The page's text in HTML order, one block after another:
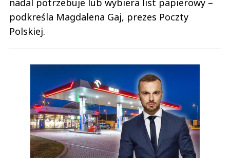
podkreśla Magdalena Gaj, prezes Poczty
Polskiej.